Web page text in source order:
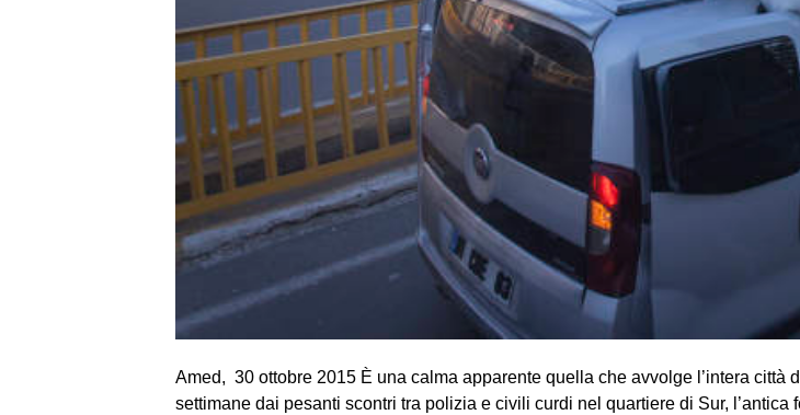
Amed, 30 ottobre 2015 È una calma apparente quella che avvolge l’intera
settimane dai pesanti scontri tra polizia e civili curdi nel quartiere di Sur,